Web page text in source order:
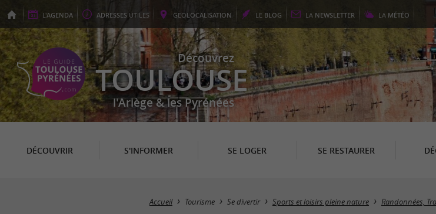
L'AGENDA ADRESSES UTILES GEOLOCALISATION LE BLOG LA NEWSLETTER LA MÉTÉO
Découvrez
TOULOUSE
l'Ariège & les Pyrénées
DÉCOUVRIR S'INFORMER SE LOGER SE RESTAURER
Accueil Tourisme Se divertir Sports et loisirs pleine nature Randonnées,